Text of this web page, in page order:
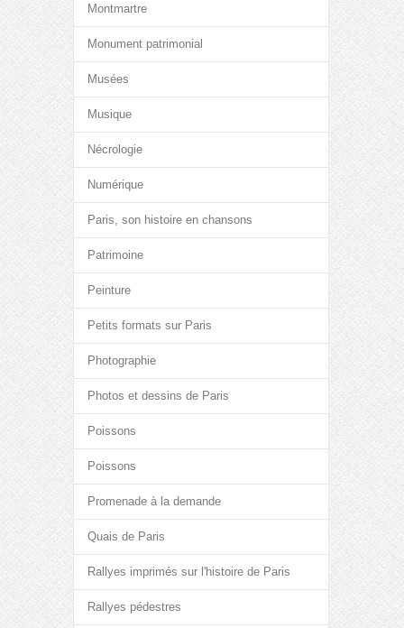
Montmartre
Monument patrimonial
Musées
Musique
Nécrologie
Numérique
Paris, son histoire en chansons
Patrimoine
Peinture
Petits formats sur Paris
Photographie
Photos et dessins de Paris
Poissons
Poissons
Promenade à la demande
Quais de Paris
Rallyes imprimés sur l'histoire de Paris
Rallyes pédestres